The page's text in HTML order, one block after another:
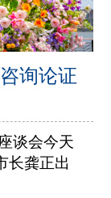
询论证
谈会今天
长龚正出